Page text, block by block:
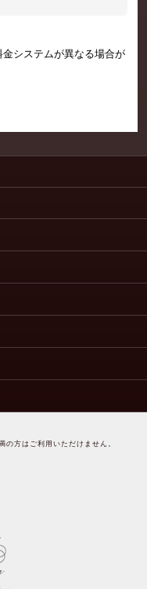
システムが異なる場合が
方はご利用いただけません。